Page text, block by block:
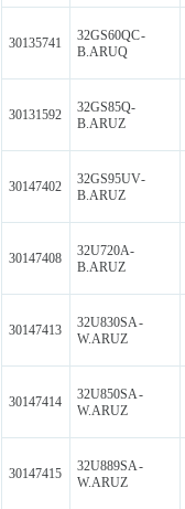
30135741
32GS60QC-
B.ARUQ
30131592
32GS85Q-
B.ARUZ
30147402
32GS95UV-
B.ARUZ
30147408
32U720A-
B.ARUZ
30147413
32U830SA-
W.ARUZ
30147414
32U850SA-
W.ARUZ
30147415
32U889SA-
W.ARUZ